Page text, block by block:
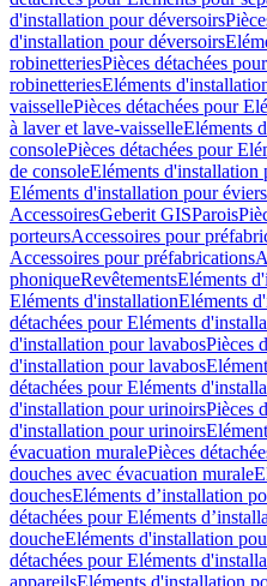
d'installation pour déversoirs
d'installation pour déversoirs
robinetteriesPièces détachées
robinetteriesEléments
vaissellePièces détachées pour
à laver et lave-vaisselleEléments
consolePièces détachées pour
de consoleEléments d'installation
Eléments d'installation pour éviers
AccessoiresGeberit GISParois
porteursAccessoires pour
Accessoires pour préfabrications
phoniqueRevêtementsEléments
Eléments d'installationEléments
détachées pour Eléments
d'installation pour lavabosPièces
d'installation pour lavabos
détachées pour Eléments
d'installation pour urinoirsPièces
d'installation pour urinoirs
évacuation muralePièces
douches avec évacuation murale
douchesEléments d’installation
détachées pour Eléments
doucheEléments d'installation
détachées pour Eléments
appareilsEléments d'installation